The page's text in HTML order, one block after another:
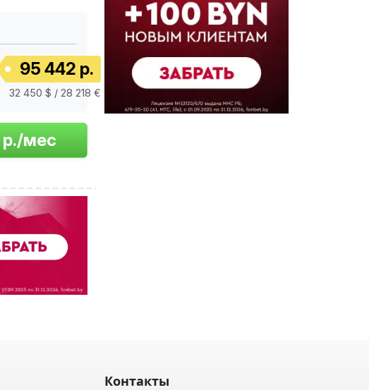
95 442 р.
32 450 $ / 28 218 €
Контакты